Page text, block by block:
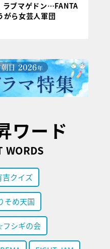
ラブマゲドン…FANTA
ら女芸人軍団
ワード
WORDS
吉クイズ
そめ天国
シギの会